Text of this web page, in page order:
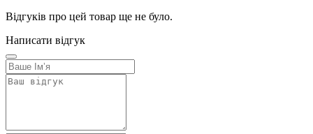
Відгуків про цей товар ще не було.
Написати відгук